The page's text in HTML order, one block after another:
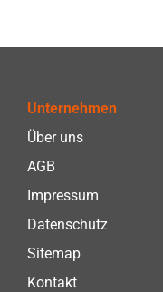
Unternehmen
Über uns
AGB
Impressum
Datenschutz
Sitemap
Kontakt